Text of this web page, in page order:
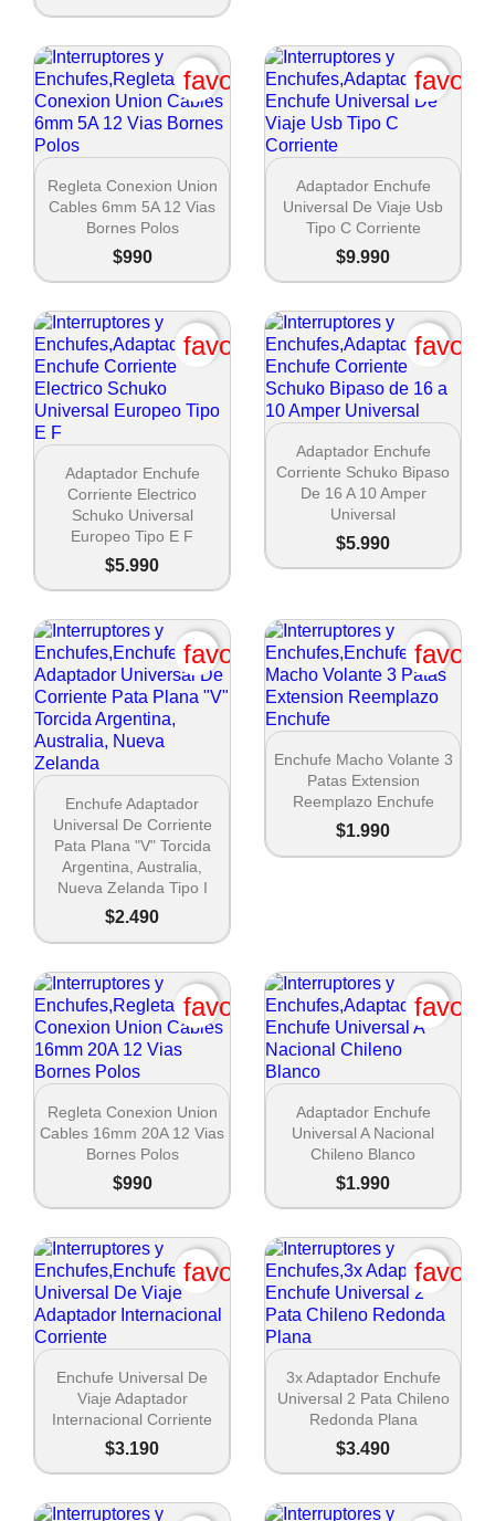
 Vista rápida
Regleta Conexion Union
Cables 6mm 5A 12 Vias
Bornes Polos
$990
favorite_border
 Vista rápida
Adaptador Enchufe
Universal De Viaje Usb
Tipo C Corriente
$9.990
 Vista rápida
Adaptador Enchufe
Corriente Electrico
Schuko Universal
Europeo Tipo E F
$5.990
favorite_border
 Vista rápida
Adaptador Enchufe
Corriente Schuko Bipaso
De 16 A 10 Amper
Universal
$5.990
 Vista rápida
Enchufe Adaptador
Universal De Corriente
Pata Plana "V" Torcida
Argentina, Australia,
Nueva Zelanda Tipo I
$2.490
favorite_border
 Vista rápida
Enchufe Macho Volante 3
Patas Extension
Reemplazo Enchufe
$1.990
 Vista rápida
Regleta Conexion Union
Cables 16mm 20A 12 Vias
Bornes Polos
$990
favorite_border
 Vista rápida
Adaptador Enchufe
Universal A Nacional
Chileno Blanco
$1.990
 Vista rápida
Enchufe Universal De
Viaje Adaptador
Internacional Corriente
$3.190
favorite_border
 Vista rápida
3x Adaptador Enchufe
Universal 2 Pata Chileno
Redonda Plana
$3.490
Crear lista de deseos
Nombre de la lista de deseos
Crear lista de deseos